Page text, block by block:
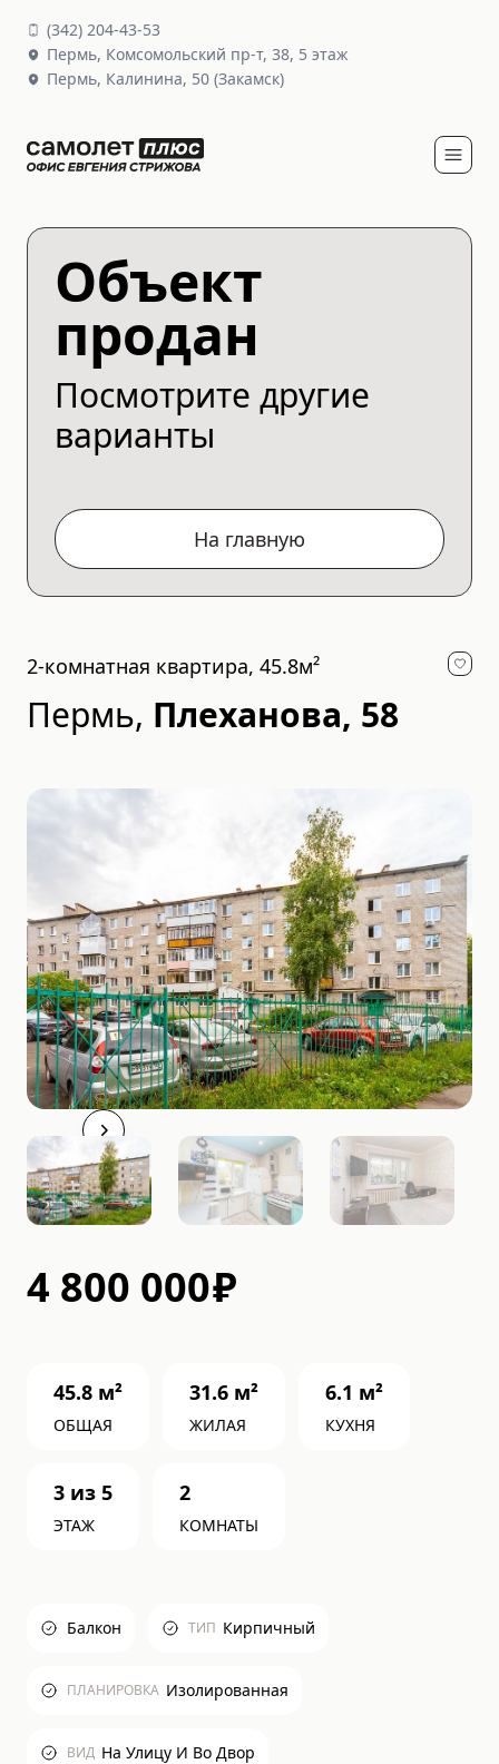
(342) 204-43-53
Пермь, Комсомольский пр-т, 38, 5 этаж
Пермь, Калинина, 50 (Закамск)
Объект
продан
Посмотрите другие
варианты
На главную
2-комнатная квартира, 45.8м²
Пермь, Плеханова, 58
4 800 000₽
45.8 м²
ОБЩАЯ
31.6 м²
ЖИЛАЯ
6.1 м²
КУХНЯ
3 из 5
ЭТАЖ
2
КОМНАТЫ
Балкон ТИП Кирпичный
ПЛАНИРОВКА Изолированная
ВИД На Улицу И Во Двор